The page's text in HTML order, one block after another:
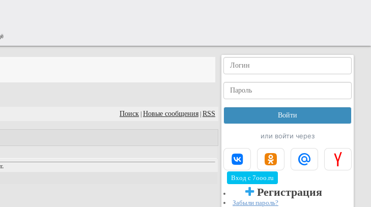
Поиск Новые сообщения RSS
или войти через
Вход с 7ooo.ru
Регистрация
Забыли пароль?